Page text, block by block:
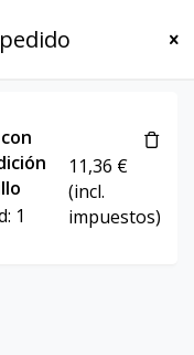
1
11,36 €
(incl.
impuestos)